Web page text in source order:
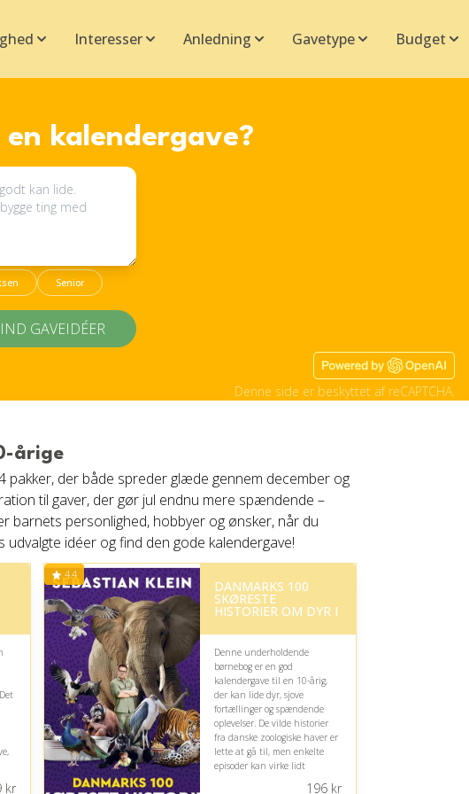
Interesser Anledning Gavetype Budget
kalendergave?
Senior
GAVEIDÉER
Denne side er beskyttet af reCAPTCHA.
årige
pakker, der både spreder glæde gennem december og
til gaver, der gør jul endnu mere spændende –
barnets personlighed, hobbyer og ønsker, når du
idéer og find den gode kalendergave!
kr
4.4
DANMARKS 100
SKØRESTE
HISTORIER OM DYR I
Denne underholdende
børnebog er en god
kalendergave til en 10-årig,
der kan lide dyr, sjove
fortællinger og spændende
oplevelser. De vilde historier
fra danske zoologiske haver er
lette at gå til, men enkelte
episoder kan virke lidt
196kr